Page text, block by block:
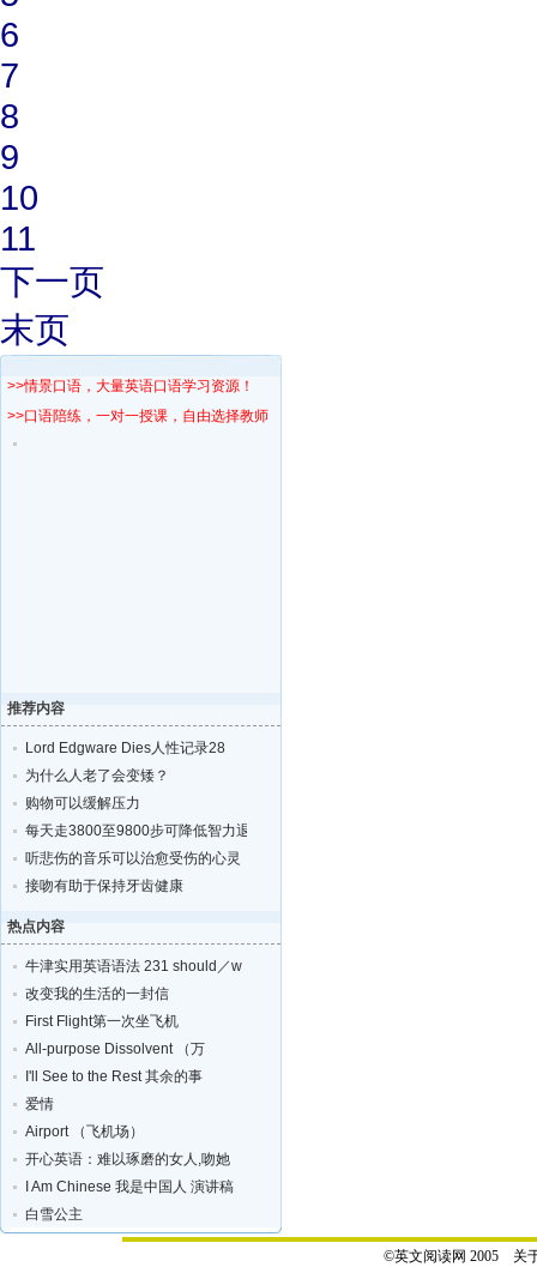
6
7
8
9
10
11
下一页
末页
>>情景口语，大量英语口语学习资源！
>>口语陪练，一对一授课，自由选择教师！
推荐内容
Lord Edgware Dies人性记录28
为什么人老了会变矮？
购物可以缓解压力
每天走3800至9800步可降低智力退化的风险
听悲伤的音乐可以治愈受伤的心灵
接吻有助于保持牙齿健康
热点内容
牛津实用英语语法 231 should／w
改变我的生活的一封信
First Flight第一次坐飞机
All-purpose Dissolvent （万
I'll See to the Rest 其余的事
爱情
Airport （飞机场）
开心英语：难以琢磨的女人,吻她
I Am Chinese 我是中国人 演讲稿
白雪公主